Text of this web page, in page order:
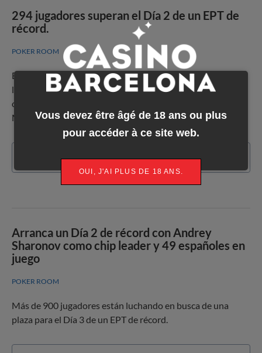
294 jugadores superan el Día 2 de un EPT de
récord.
POKER ROOM
El libanés Nicolas Chouity empezará el Día 3 como chip
leader. La jornada de hoy ha servido también para hacer
oficial la cifra del nuevo récord de participación en este
Main Event, ¡1.785 jugadores!
En savoir plus
Arranca un Día 2 de récord con Andrey
Sharonov como chip leader y 49 españoles en
juego
POKER ROOM
Más de 900 jugadores están luchando en busca de una
plaza para el Día 3 de un EPT de récord.
Vous devez être âgé de 18 ans ou plus
pour accéder à ce site web.
OUI, J'AI PLUS DE 18 ANS.